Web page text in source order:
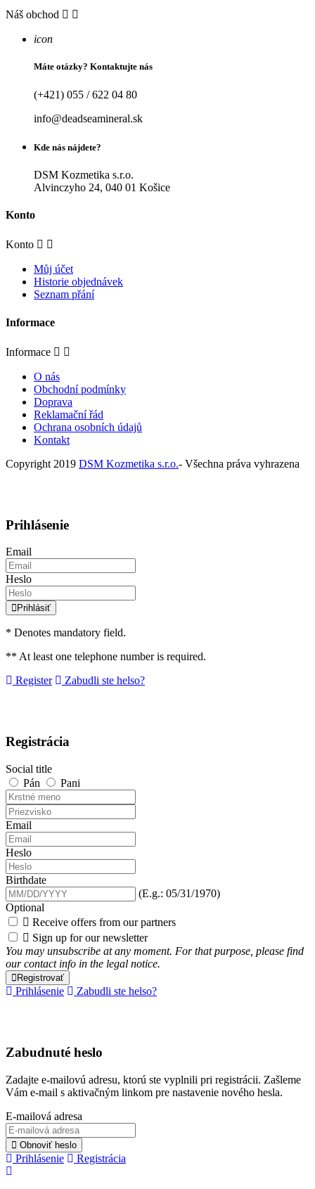
Náš obchod  
icon
Máte otázky? Kontaktujte nás
(+421) 055 / 622 04 80
info@deadseamineral.sk
Kde nás nájdete?
DSM Kozmetika s.r.o.
Alvinczyho 24, 040 01 Košice
Konto
Konto  
Můj účet
Historie objednávek
Seznam přání
Informace
Informace  
O nás
Obchodní podmínky
Doprava
Reklamační řád
Ochrana osobních údajů
Kontakt
Copyright 2019 DSM Kozmetika s.r.o.- Všechna práva vyhrazena
Prihlásenie
Email
Heslo
Prihlásiť
* Denotes mandatory field.
** At least one telephone number is required.
Register
Zabudli ste helso?
Registrácia
Social title
Pán
Pani
Email
Heslo
Birthdate
(E.g.: 05/31/1970)
Optional
 Receive offers from our partners
 Sign up for our newsletter
You may unsubscribe at any moment. For that purpose, please find
our contact info in the legal notice.
Registrovať
Prihlásenie Zabudli ste helso?
Zabudnuté heslo
Zadajte e-mailovú adresu, ktorú ste vyplnili pri registrácii. Zašleme
Vám e-mail s aktivačným linkom pre nastavenie nového hesla.
E-mailová adresa
Obnoviť heslo
Prihlásenie Registrácia